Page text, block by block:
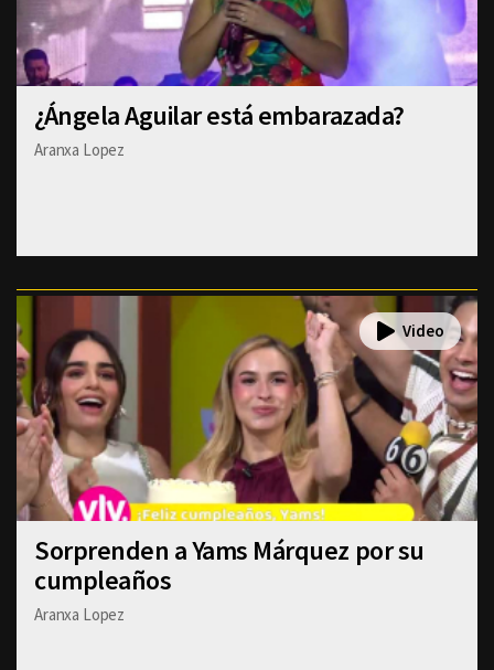
¿Ángela Aguilar está embarazada?
Aranxa Lopez
Sorprenden a Yams Márquez por su
cumpleaños
Aranxa Lopez